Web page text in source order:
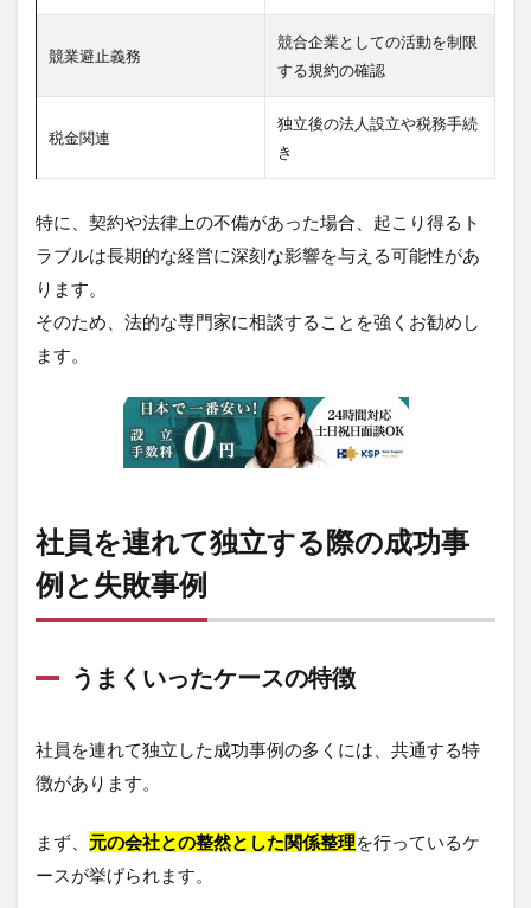
競業避止義務
競合企業としての活動を制限
する規約の確認
税金関連
独立後の法人設立や税務手続
き
特に、契約や法律上の不備があった場合、起こり得るト
ラブルは長期的な経営に深刻な影響を与える可能性があ
ります。
そのため、法的な専門家に相談することを強くお勧めし
ます。
社員を連れて独立する際の成功事
例と失敗事例
うまくいったケースの特徴
社員を連れて独立した成功事例の多くには、共通する特
徴があります。
まず、 元の会社との整然とした関係整理を行っているケ
ースが挙げられます。